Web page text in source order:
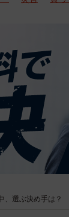
選ぶ決め手は？